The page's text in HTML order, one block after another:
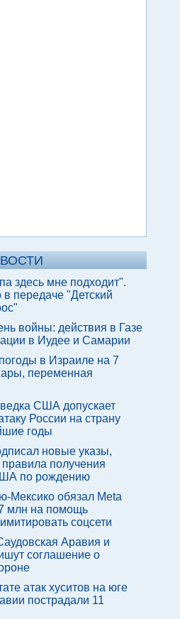
здесь мне подходит".
в передаче "Детский
войны: действия в Газе
в Иудее и Самарии
в Израиле на 7
переменная
США допускает
России на страну
годы
новые указы,
получения
по рождению
Мексико обязал Meta
млн на помощь
соцсети
Аравия и
соглашение о
атак хуситов на юге
пострадали 11